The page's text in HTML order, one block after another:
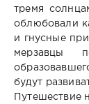
тремя
облюбовали
и гнусные
мерзавцы
будут
Путешествие